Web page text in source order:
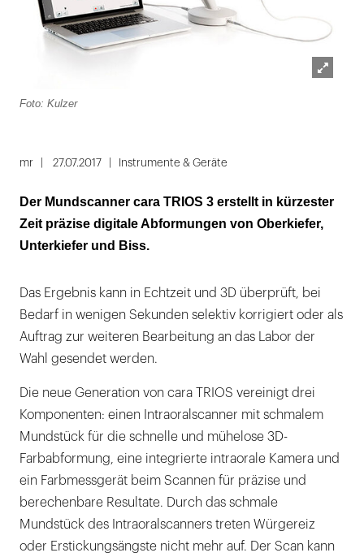
Foto: Kulzer
mr 27.07.2017 Instrumente & Geräte
Der Mundscanner cara TRIOS 3 erstellt in kürzester
Zeit präzise digitale Abformungen von Oberkiefer,
Unterkiefer und Biss.
Das Ergebnis kann in Echtzeit und 3D überprüft, bei
Bedarf in wenigen Sekunden selektiv korrigiert oder als
Auftrag zur weiteren Bearbeitung an das Labor der
Wahl gesendet werden.
Die neue Generation von cara TRIOS vereinigt drei
Komponenten: einen Intraoralscanner mit schmalem
Mundstück für die schnelle und mühelose 3D-
Farbabformung, eine integrierte intraorale Kamera und
ein Farbmessgerät beim Scannen für präzise und
berechenbare Resultate. Durch das schmale
Mundstück des Intraoralscanners treten Würgereiz
oder Erstickungsängste nicht mehr auf. Der Scan kann